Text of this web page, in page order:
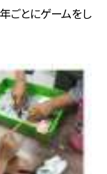
ごとにゲームをし